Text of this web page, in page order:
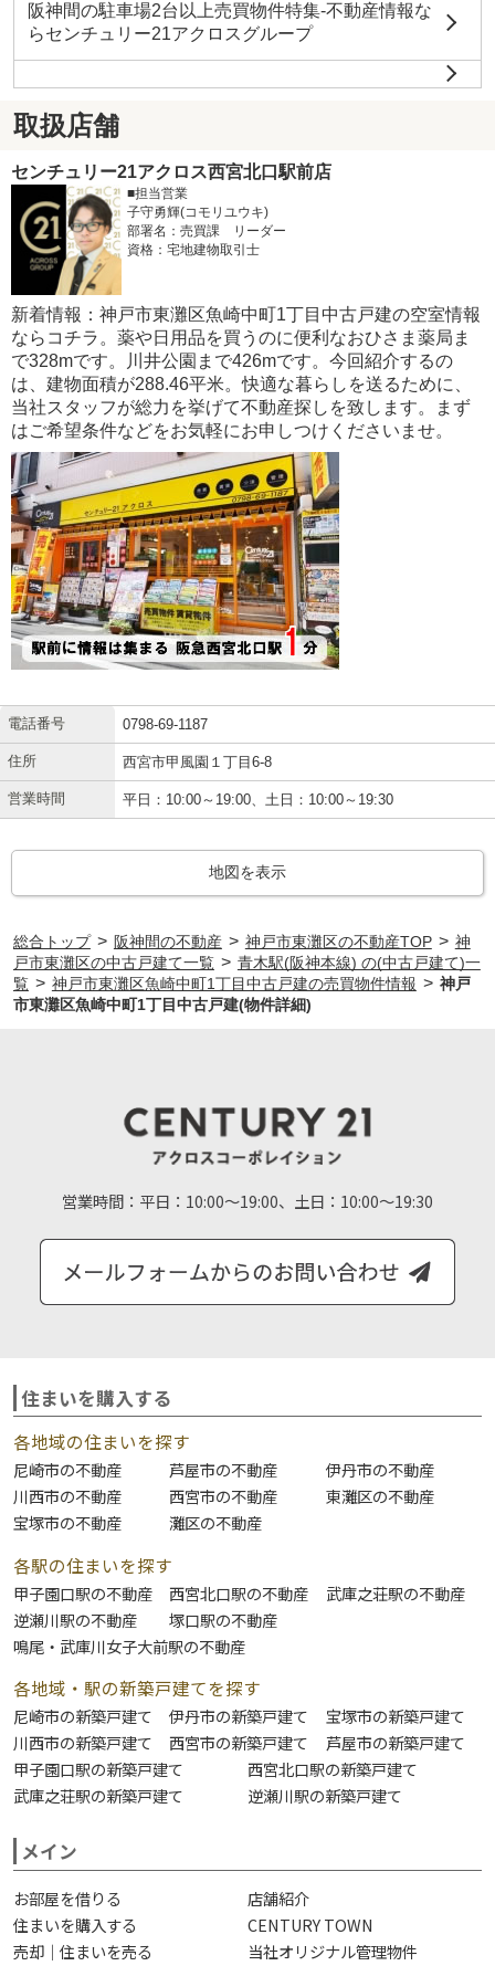
阪神間の駐車場2台以上売買物件特集-不動産情報な
らセンチュリー21アクロスグループ
取扱店舗
センチュリー21アクロス西宮北口駅前店
■担当営業
子守勇輝(コモリユウキ)
部署名：売買課 リーダー
資格：宅地建物取引士
新着情報：神戸市東灘区魚崎中町1丁目中古戸建の空室情報
ならコチラ。薬や日用品を買うのに便利なおひさま薬局ま
で328mです。川井公園まで426mです。今回紹介するの
は、建物面積が288.46平米。快適な暮らしを送るために、
当社スタッフが総力を挙げて不動産探しを致します。まず
はご希望条件などをお気軽にお申しつけくださいませ。
電話番号 0798-69-1187
住所 西宮市甲風園１丁目6-8
営業時間 平日：10:00～19:00、土日：10:00～19:30
地図を表示
総合トップ > 阪神間の不動産 > 神戸市東灘区の不動産TOP > 神
戸市東灘区の中古戸建て一覧 > 青木駅(阪神本線) の(中古戸建て)一
覧 > 神戸市東灘区魚崎中町1丁目中古戸建の売買物件情報 > 神戸
市東灘区魚崎中町1丁目中古戸建(物件詳細)
営業時間： 平日：10:00～19:00、土日：10:00～19:30
住まいを購入する
各地域の住まいを探す
尼崎市の不動産 芦屋市の不動産
伊丹市の不動産
川西市の不動産
西宮市の不動産
東灘区の不動産
宝塚市の不動産
灘区の不動産
各駅の住まいを探す
甲子園口駅の不動産 西宮北口駅の不動産
武庫之荘駅の不動産
逆瀬川駅の不動産
塚口駅の不動産
鳴尾・武庫川女子大前駅の不動産
各地域・駅の新築戸建てを探す
尼崎市の新築戸建て 伊丹市の新築戸建て
宝塚市の新築戸建て
川西市の新築戸建て
西宮市の新築戸建て
芦屋市の新築戸建て
甲子園口駅の新築戸建て
西宮北口駅の新築戸建て
武庫之荘駅の新築戸建て
逆瀬川駅の新築戸建て
メイン
お部屋を借りる
店舗紹介
住まいを購入する
CENTURY TOWN
売却｜住まいを売る
当社オリジナル管理物件